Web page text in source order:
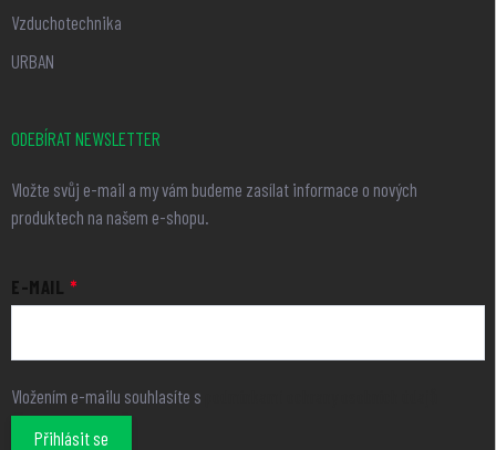
Vzduchotechnika
URBAN
ODEBÍRAT NEWSLETTER
Vložte svůj e-mail a my vám budeme zasílat informace o nových
produktech na našem e-shopu.
E-MAIL
Vložením e-mailu souhlasíte s
Přihlásit se